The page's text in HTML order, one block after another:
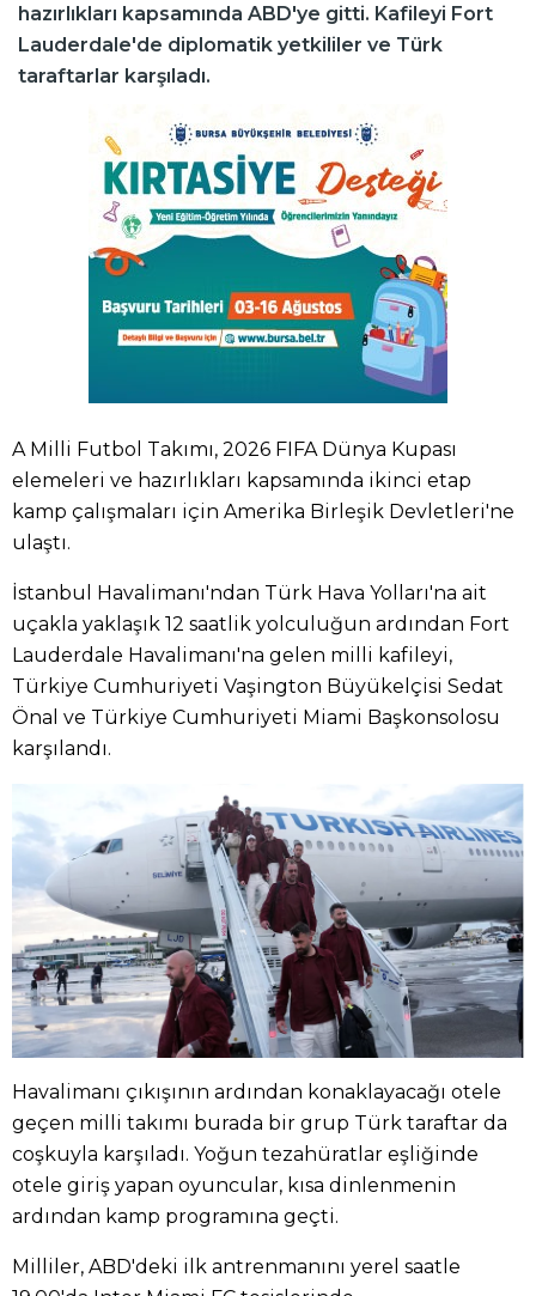
hazırlıkları kapsamında ABD'ye gitti. Kafileyi Fort
Lauderdale'de diplomatik yetkililer ve Türk
taraftarlar karşıladı.
A Milli Futbol Takımı, 2026 FIFA Dünya Kupası
elemeleri ve hazırlıkları kapsamında ikinci etap
kamp çalışmaları için Amerika Birleşik Devletleri'ne
ulaştı.
İstanbul Havalimanı'ndan Türk Hava Yolları'na ait
uçakla yaklaşık 12 saatlik yolculuğun ardından Fort
Lauderdale Havalimanı'na gelen milli kafileyi,
Türkiye Cumhuriyeti Vaşington Büyükelçisi Sedat
Önal ve Türkiye Cumhuriyeti Miami Başkonsolosu
karşılandı.
Havalimanı çıkışının ardından konaklayacağı otele
geçen milli takımı burada bir grup Türk taraftar da
coşkuyla karşıladı. Yoğun tezahüratlar eşliğinde
otele giriş yapan oyuncular, kısa dinlenmenin
ardından kamp programına geçti.
Milliler, ABD'deki ilk antrenmanını yerel saatle